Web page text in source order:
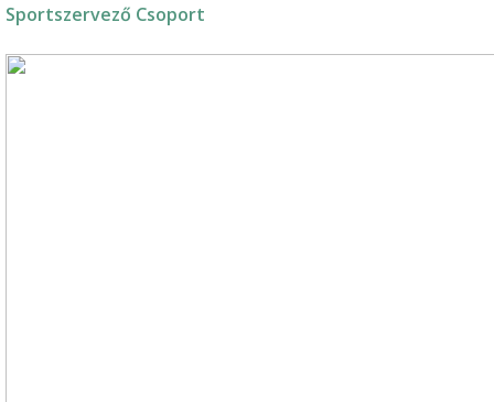
Sportszervező Csoport